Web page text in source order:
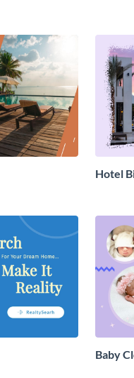
Hotel
Baby